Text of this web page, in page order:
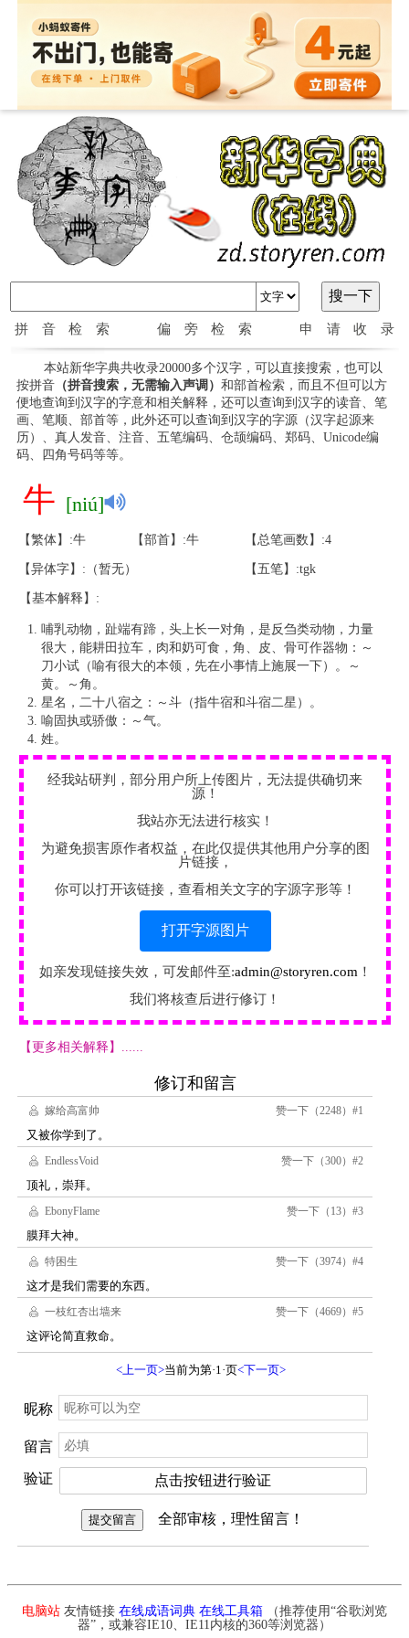
拼音检索 偏旁检索 申请收录
本站新华字典共收录20000多个汉字，可以直接搜索，也可以
按拼音（拼音搜索，无需输入声调） 和部首检索，而且不但可以方
便地查询到汉字的字意和相关解释，还可以查询到汉字的读音、笔
画、笔顺、部首等，此外还可以查询到汉字的字源（汉字起源来
历）、真人发音、注音、五笔编码、仓颉编码、郑码、Unicode编
码、四角号码等等。
牛 [niú]
【繁体】:牛 【部首】:牛 【总笔画数】:4
【异体字】:（暂无） 【五笔】:tgk
【基本解释】:
哺乳动物，趾端有蹄，头上长一对角，是反刍类动物，力量
很大，能耕田拉车，肉和奶可食，角、皮、骨可作器物：～
刀小试（喻有很大的本领，先在小事情上施展一下）。～
黄。～角。
星名，二十八宿之：～斗（指牛宿和斗宿二星）。
喻固执或骄傲：～气。
姓。
经我站研判，部分用户所上传图片，无法提供确切来
源！
我站亦无法进行核实！
为避免损害原作者权益，在此仅提供其他用户分享的图
片链接，
你可以打开该链接，查看相关文字的字源字形等！
打开字源图片
如亲发现链接失效，可发邮件至:admin@storyren.com ！
我们将核查后进行修订！
【更多相关解释】......
电脑站 友情链接 在线成语词典 在线工具箱 （推荐使用“谷歌浏览
器”，或兼容IE10、IE11内核的360等浏览器）